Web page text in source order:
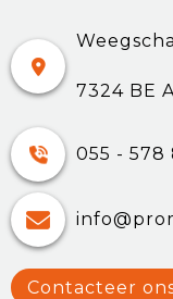
7324 BE
055 - 578
Contacteer